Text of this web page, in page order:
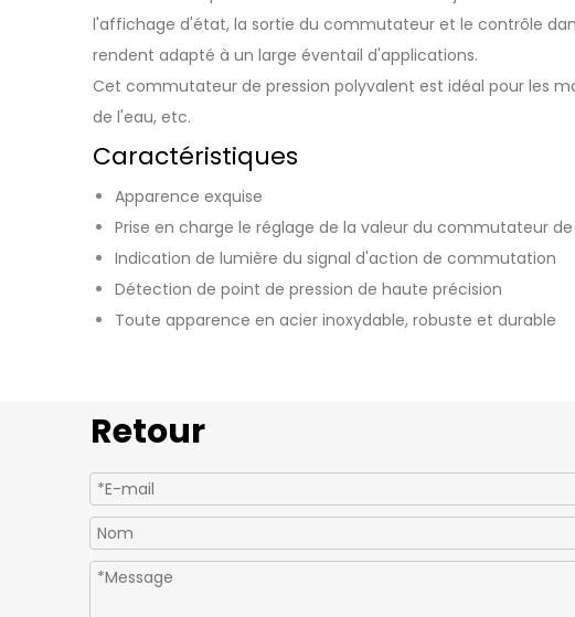
l'affichage d'état, la sortie du commutateur et le contrôle
rendent adapté à un large éventail d'applications.
Cet commutateur de pression polyvalent est idéal pour les
de l'eau, etc.
Caractéristiques
Apparence exquise
Prise en charge le réglage de la valeur du commutateur
Indication de lumière du signal d'action de commutation
Détection de point de pression de haute précision
Toute apparence en acier inoxydable, robuste et durable
Retour